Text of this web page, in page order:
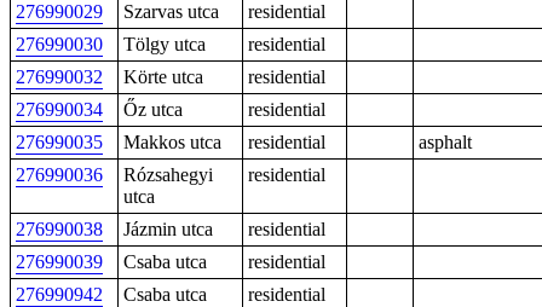
276990029 Szarvas utca
residential
276990030
Tölgy utca
residential
276990032
Körte utca
residential
276990034
Őz utca
residential
276990035
Makkos utca residential
asphalt
276990036
Rózsahegyi
utca
residential
276990038 Jázmin utca
residential
276990039
Csaba utca
residential
276990942
Csaba utca
residential